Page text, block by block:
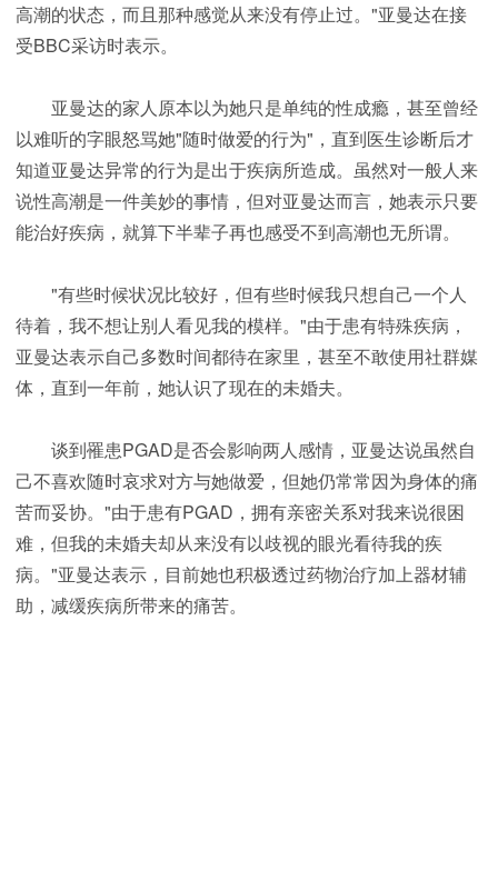
高潮的状态，而且那种感觉从来没有停止过。"亚曼达在接
受BBC采访时表示。
亚曼达的家人原本以为她只是单纯的性成瘾，甚至曾经
以难听的字眼怒骂她"随时做爱的行为"，直到医生诊断后才
知道亚曼达异常的行为是出于疾病所造成。虽然对一般人来
说性高潮是一件美妙的事情，但对亚曼达而言，她表示只要
能治好疾病，就算下半辈子再也感受不到高潮也无所谓。
"有些时候状况比较好，但有些时候我只想自己一个人
待着，我不想让别人看见我的模样。"由于患有特殊疾病，
亚曼达表示自己多数时间都待在家里，甚至不敢使用社群媒
体，直到一年前，她认识了现在的未婚夫。
谈到罹患PGAD是否会影响两人感情，亚曼达说虽然自
己不喜欢随时哀求对方与她做爱，但她仍常常因为身体的痛
苦而妥协。"由于患有PGAD，拥有亲密关系对我来说很困
难，但我的未婚夫却从来没有以歧视的眼光看待我的疾
病。"亚曼达表示，目前她也积极透过药物治疗加上器材辅
助，减缓疾病所带来的痛苦。